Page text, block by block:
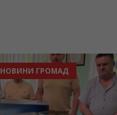
НОВИНИ ГРОМАД